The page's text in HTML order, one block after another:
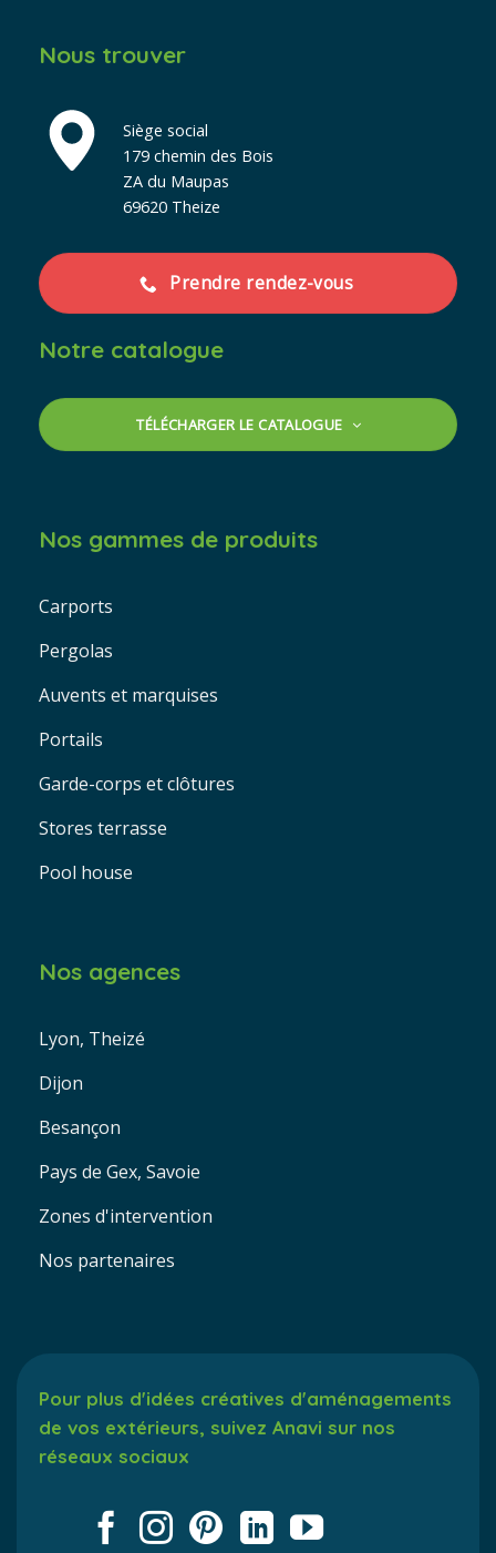
Nous trouver
Siège social
179 chemin des Bois
ZA du Maupas
69620 Theize
Prendre rendez-vous
Notre catalogue
TÉLÉCHARGER LE CATALOGUE
Nos gammes de produits
Carports
Pergolas
Auvents et marquises
Portails
Garde-corps et clôtures
Stores terrasse
Pool house
Nos agences
Lyon, Theizé
Dijon
Besançon
Pays de Gex, Savoie
Zones d'intervention
Nos partenaires
Pour plus d'idées créatives d'aménagements
de vos extérieurs, suivez Anavi sur nos
réseaux sociaux